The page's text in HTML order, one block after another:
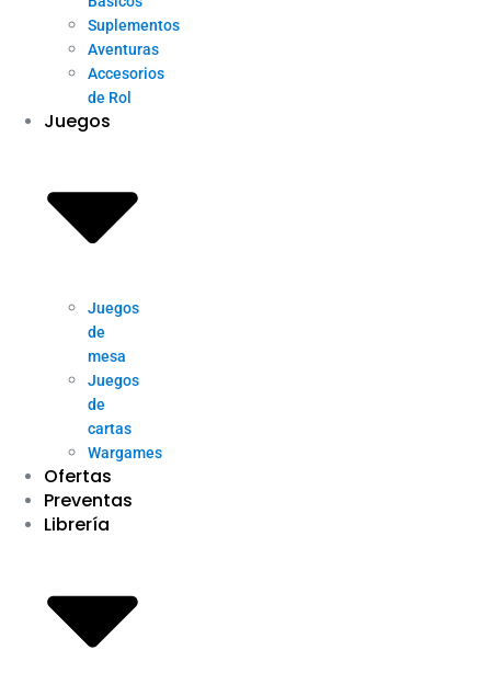
Suplementos
Aventuras
Accesorios
de Rol
Juegos
Juegos
de
mesa
Juegos
de
cartas
Wargames
Ofertas
Preventas
Librería